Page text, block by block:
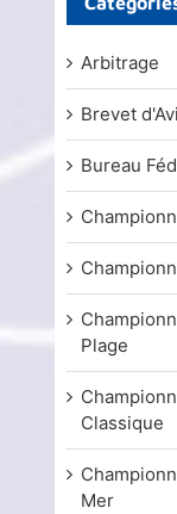
Arbitrage
Brevet
Bureau
Plage
Classique
Mer